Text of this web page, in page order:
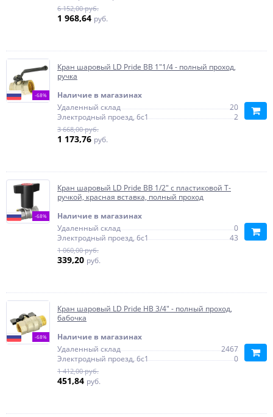
6 152,00 руб.
1 968,64 руб.
-68%
Кран шаровый LD Pride ВВ 1"1/4 - полный проход,
ручка
Наличие в магазинах
Удаленный склад
20
Электродный проезд, 6с1
2
3 668,00 руб.
1 173,76 руб.
-68%
Кран шаровый LD Pride ВВ 1/2" с пластиковой T-
ручкой, красная вставка, полный проход
Наличие в магазинах
Удаленный склад
0
Электродный проезд, 6с1
43
1 060,00 руб.
339,20 руб.
-68%
Кран шаровый LD Pride НВ 3/4" - полный проход,
бабочка
Наличие в магазинах
Удаленный склад
2467
Электродный проезд, 6с1
0
1 412,00 руб.
451,84 руб.